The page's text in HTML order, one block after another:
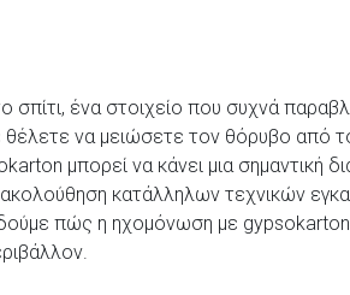
σπίτι, ένα στοιχείο που συχνά
θέλετε να μειώσετε τον θόρυβο από
μπορεί να κάνει μια
κατάλληλων τεχνικών
πώς η ηχομόνωση με gypsokarton